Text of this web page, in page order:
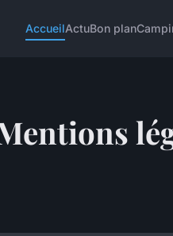
AccueilActuBon plan